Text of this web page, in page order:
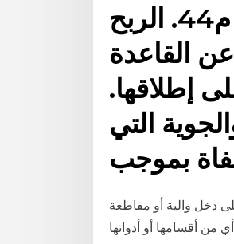
المكلفون إلزامياً على الربح المقطوع م44. الربح
(استثناء عن القاعدة
إطلاقها.
التي
بموجب
دخل والية أو مقاطعة